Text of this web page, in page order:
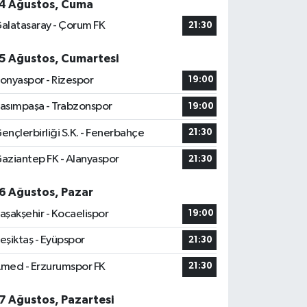
Ağustos, Cuma
- Çorum FK
21:30
Ağustos, Cumartesi
- Rizespor
19:00
- Trabzonspor 19:00
S.K. - Fenerbahçe 21:30
FK - Alanyaspor 21:30
Ağustos, Pazar
- Kocaelispor
19:00
- Eyüpspor 21:30
- Erzurumspor FK 21:30
Ağustos, Pazartesi